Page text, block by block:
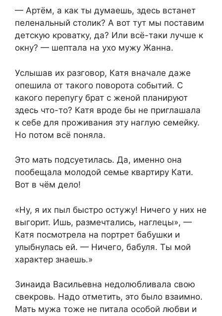
— Артём, а как ты думаешь, здесь встанет
пеленальный столик? А вот тут мы поставим
детскую кроватку, да? Или всё-таки лучше к
окну? — шептала на ухо мужу Жанна.
Услышав их разговор, Катя вначале даже
опешила от такого поворота событий. С
какого перепугу брат с женой планируют
здесь что-то? Катя вроде бы не приглашала
к себе для проживания эту наглую семейку.
Но потом всё поняла.
Это мать подсуетилась. Да, именно она
пообещала молодой семье квартиру Кати.
Вот в чём дело!
«Ну, я их пыл быстро остужу! Ничего у них не
выгорит. Ишь, размечтались, наглецы», —
Катя посмотрела на портрет бабушки и
улыбнулась ей. — Ничего, бабуля. Ты мой
характер знаешь.»
Зинаида Васильевна недолюбливала свою
свекровь. Надо отметить, это было взаимно.
Мать мужа тоже не питала особой любви и